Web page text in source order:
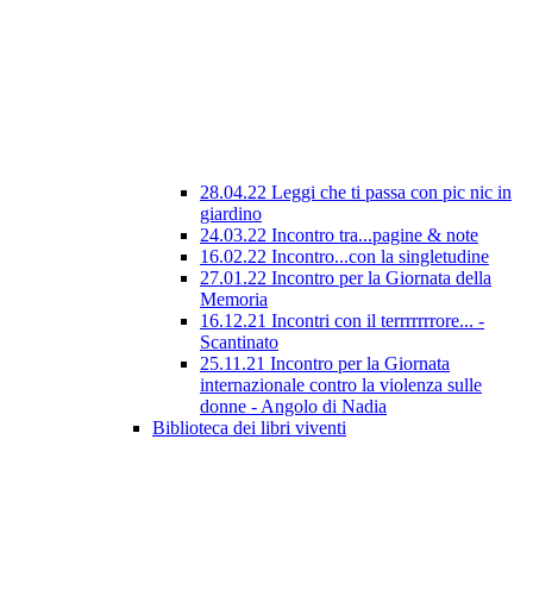
28.04.22 Leggi che ti passa con pic nic in
giardino
24.03.22 Incontro tra...pagine & note
16.02.22 Incontro...con la singletudine
27.01.22 Incontro per la Giornata della
Memoria
16.12.21 Incontri con il terrrrrrrore... -
Scantinato
25.11.21 Incontro per la Giornata
internazionale contro la violenza sulle
donne - Angolo di Nadia
Biblioteca dei libri viventi